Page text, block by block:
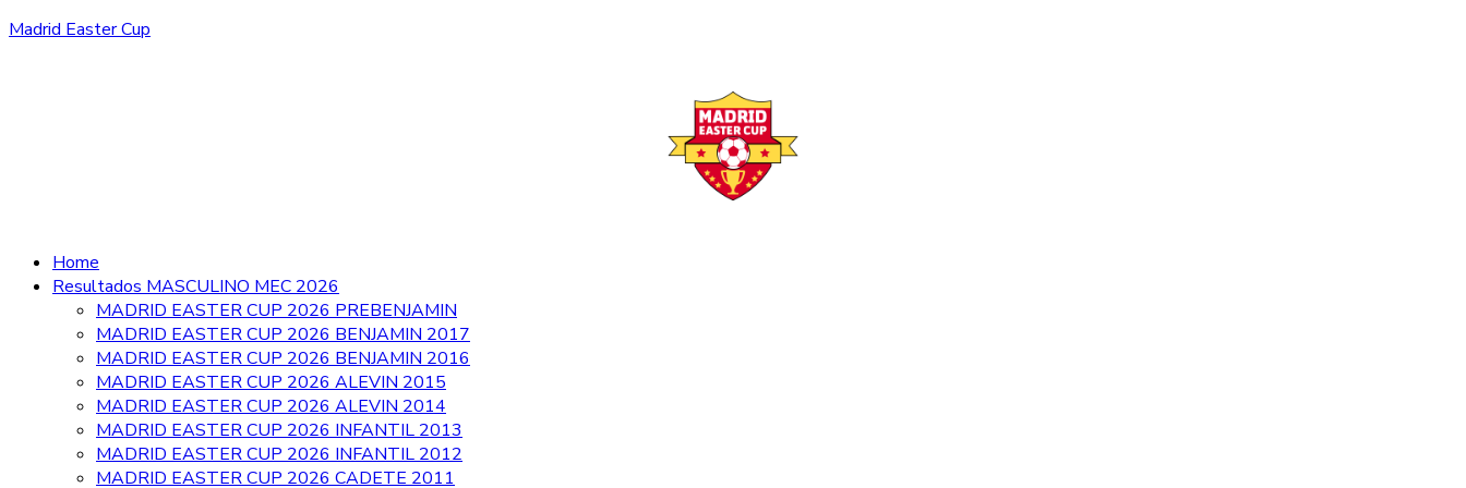
Madrid Easter Cup
Home
Resultados MASCULINO MEC 2026
MADRID EASTER CUP 2026 PREBENJAMIN
MADRID EASTER CUP 2026 BENJAMIN 2017
MADRID EASTER CUP 2026 BENJAMIN 2016
MADRID EASTER CUP 2026 ALEVIN 2015
MADRID EASTER CUP 2026 ALEVIN 2014
MADRID EASTER CUP 2026 INFANTIL 2013
MADRID EASTER CUP 2026 INFANTIL 2012
MADRID EASTER CUP 2026 CADETE 2011